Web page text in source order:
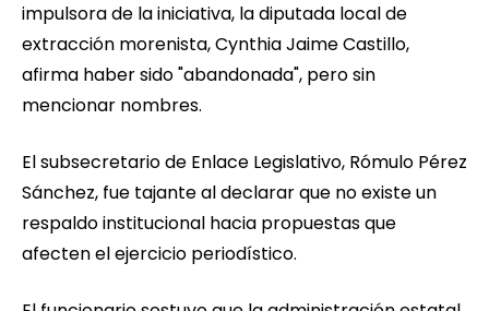
impulsora de la iniciativa, la diputada local de
extracción morenista, Cynthia Jaime Castillo,
afirma haber sido "abandonada", pero sin
mencionar nombres.
El subsecretario de Enlace Legislativo, Rómulo Pérez
Sánchez, fue tajante al declarar que no existe un
respaldo institucional hacia propuestas que
afecten el ejercicio periodístico.